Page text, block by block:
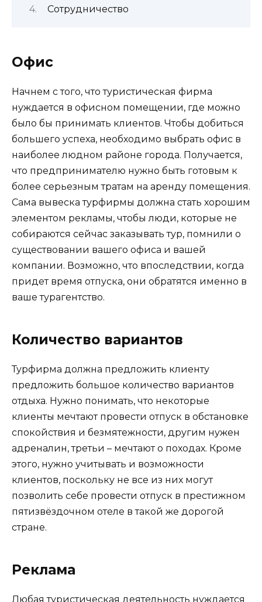
Сотрудничество
Офис
Начнем с того, что туристическая фирма
нуждается в офисном помещении, где можно
было бы принимать клиентов. Чтобы добиться
большего успеха, необходимо выбрать офис в
наиболее людном районе города. Получается,
что предпринимателю нужно быть готовым к
более серьезным тратам на аренду помещения.
Сама вывеска турфирмы должна стать хорошим
элементом рекламы, чтобы люди, которые не
собираются сейчас заказывать тур, помнили о
существовании вашего офиса и вашей
компании. Возможно, что впоследствии, когда
придет время отпуска, они обратятся именно в
ваше турагентство.
Количество вариантов
Турфирма должна предложить клиенту
предложить большое количество вариантов
отдыха. Нужно понимать, что некоторые
клиенты мечтают провести отпуск в обстановке
спокойствия и безмятежности, другим нужен
адреналин, третьи – мечтают о походах. Кроме
этого, нужно учитывать и возможности
клиентов, поскольку не все из них могут
позволить себе провести отпуск в престижном
пятизвёздочном отеле в такой же дорогой
стране.
Реклама
Любая туристическая деятельность нуждается